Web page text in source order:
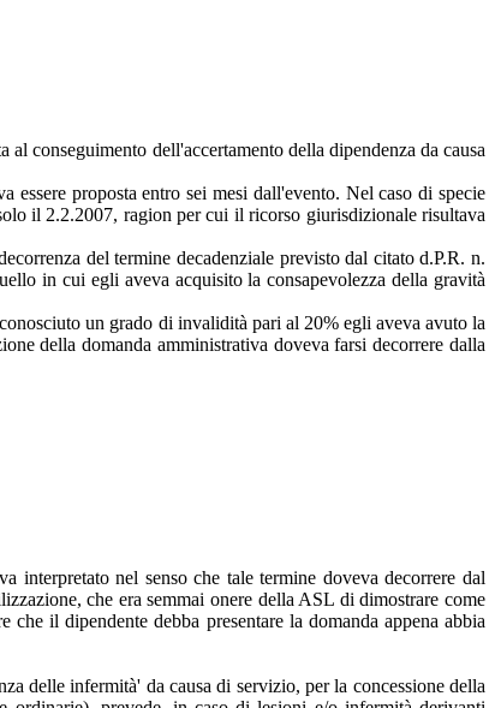
conseguimento dell'accertamento della dipendenza da causa
essere proposta entro sei mesi dall'evento. Nel caso di specie
il 2.2.2007, ragion per cui il ricorso giurisdizionale risultava
del termine decadenziale previsto dal citato d.P.R. n.
in cui egli aveva acquisito la consapevolezza della gravità
un grado di invalidità pari al 20% egli aveva avuto la
della domanda amministrativa doveva farsi decorrere dalla
interpretato nel senso che tale termine doveva decorrere dal
che era semmai onere della ASL di dimostrare come
il dipendente debba presentare la domanda appena abbia
delle infermità' da causa di servizio, per la concessione della